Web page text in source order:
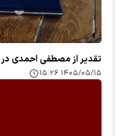
تقدیر از مصطفی احمدی در
۱۴۰۵/۰۵/۱۵ ۱۵:۲۶